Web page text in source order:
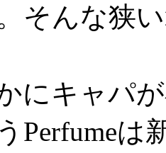
そんな狭
にキャパ
Perfumeは